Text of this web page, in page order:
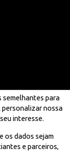
para
personalizar nossa
interesse.
os dados sejam
e parceiros,